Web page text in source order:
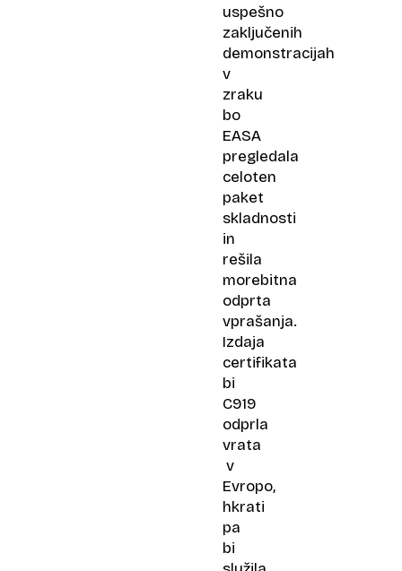
uspešno
zaključenih
demonstracijah
v
zraku
bo
EASA
pregledala
celoten
paket
skladnosti
in
rešila
morebitna
odprta
vprašanja.
Izdaja
certifikata
bi
C919
odprla
vrata
v
Evropo,
hkrati
pa
bi